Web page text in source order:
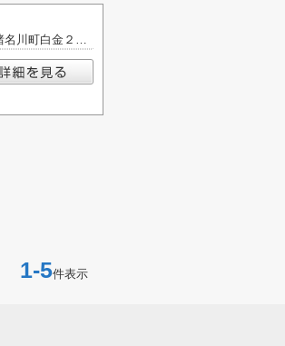
兵庫県川辺郡猪名川町白金２丁目
1-5件表示